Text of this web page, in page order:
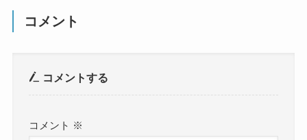
コメント
コメントする
コメント ※